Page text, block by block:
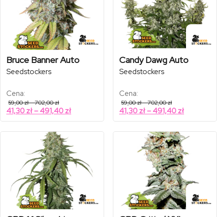
Bruce Banner Auto
Seedstockers
Cena:
59,00zł–702,00złZakres
cen:
od
59,00 zł
702,00 zł
41,30 zł – 491,40 złZakres
cen:
do
491,40 zł
Candy Dawg Auto
Seedstockers
Cena:
59,00zł–702,00złZakres
cen:
od
59,00 zł
702,00 zł
41,30 zł – 491,40 złZakres
cen:
41,30 zł
491,40 zł